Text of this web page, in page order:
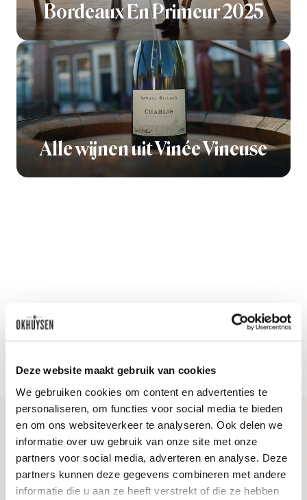
Deze website maakt gebruik van cookies
We gebruiken cookies om content en advertenties te
personaliseren, om functies voor social media te bieden
en om ons websiteverkeer te analyseren. Ook delen we
informatie over uw gebruik van onze site met onze
partners voor social media, adverteren en analyse. Deze
partners kunnen deze gegevens combineren met andere
informatie die u aan ze heeft verstrekt of die ze hebben
Bordeaux En Primeur 2025
Alle wijnen uit Vinée Vineuse
Blijf op de hoogte
Ontvang het laatste wijnnieuws, proeverijen en
evenementen